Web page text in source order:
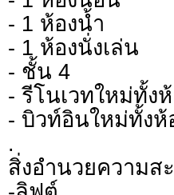
- 1 ห้องน้ำ
- 1 ห้องนั่งเล่น
- ชั้น 4
- รีโนเวทใหม่ทั้ง
- บิวท์อินใหม่ทั้งห้
.
สิ่งอำนวยความส